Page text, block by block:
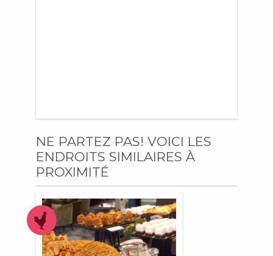
NE PARTEZ PAS! VOICI LES
ENDROITS SIMILAIRES À
PROXIMITÉ